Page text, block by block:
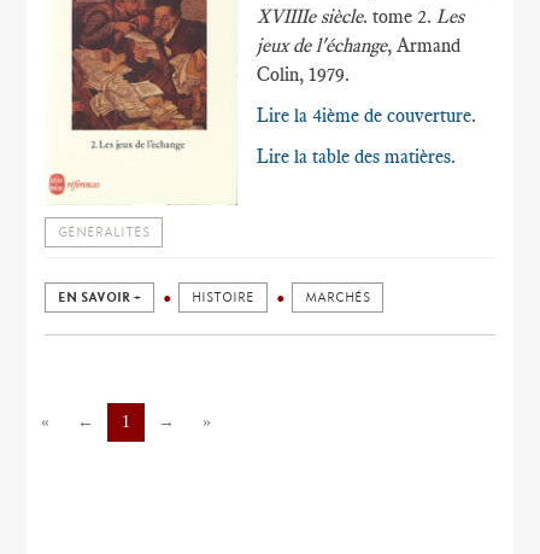
XVIIIIe siècle. tome 2.Les
jeux de l'échange, Armand
Colin, 1979.
Lire la 4ième de couverture.
Lire la table des matières.
GÉNÉRALITÉS
EN SAVOIR + HISTOIRE MARCHÉS
« ← 1 → »